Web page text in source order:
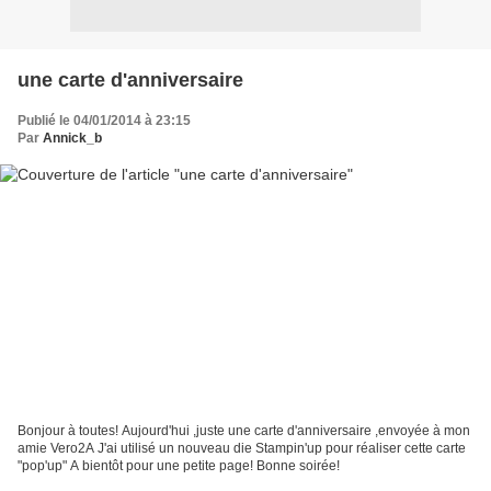
une carte d'anniversaire
Publié le 04/01/2014 à 23:15
Par Annick_b
Bonjour à toutes! Aujourd'hui ,juste une carte d'anniversaire ,envoyée à mon
amie Vero2A J'ai utilisé un nouveau die Stampin'up pour réaliser cette carte
"pop'up" A bientôt pour une petite page! Bonne soirée!